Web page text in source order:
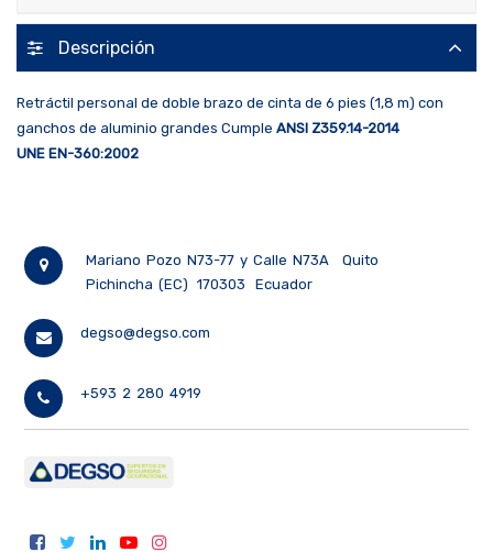
Descripción
Retráctil personal de doble brazo de cinta de 6 pies (1,8 m) con
ganchos de aluminio grandes Cumple ANSI Z359.14-2014
UNE EN-360:2002
Mariano Pozo N73-77 y Calle N73A
Quito
Pichincha (EC)
170303 Ecuador
degso@degso.com
+593 2 280 4919